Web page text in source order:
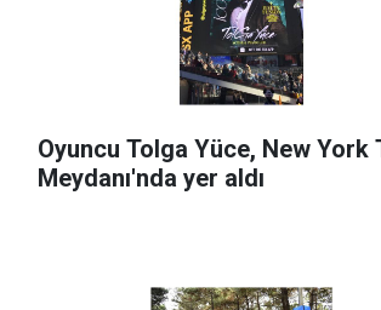
Oyuncu Tolga Yüce, New York
Meydanı'nda yer aldı